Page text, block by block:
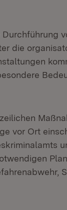
die
vor Ort